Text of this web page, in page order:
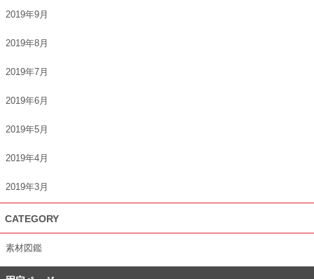
2019年9月
2019年8月
2019年7月
2019年6月
2019年5月
2019年4月
2019年3月
CATEGORY
素材図鑑